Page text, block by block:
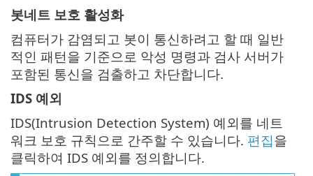
봇네트 보호 활성화
컴퓨터가 감염되고 봇이 통신하려고 할 때 일반
적인 패턴을 기준으로 악성 명령과 검사 서버가
포함된 통신을 검출하고 차단합니다.
IDS 예외
IDS(Intrusion Detection System) 예외를 네트
워크 보호 규칙으로 간주할 수 있습니다. 편집을
클릭하여 IDS 예외를 정의합니다.